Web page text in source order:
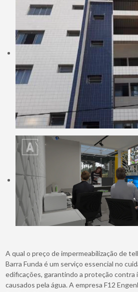
A qual o preço de impermeabilização de
Barra Funda é um serviço essencial no
edificações, garantindo a proteção contra
causados pela água. A empresa F12